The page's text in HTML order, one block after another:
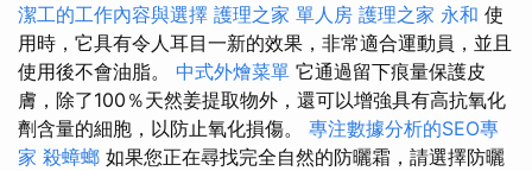
潔工的工作內容與選擇 護理之家 單人房 護理之家 永和 使
用時，它具有令人耳目一新的效果，非常適合運動員，並且
使用後不會油脂。 中式外燴菜單 它通過留下痕量保護皮
膚，除了100％天然姜提取物外，還可以增強具有高抗氧化
劑含量的細胞，以防止氧化損傷。 專注數據分析的SEO專
家 殺蟑螂 如果您正在尋找完全自然的防曬霜，請選擇防曬